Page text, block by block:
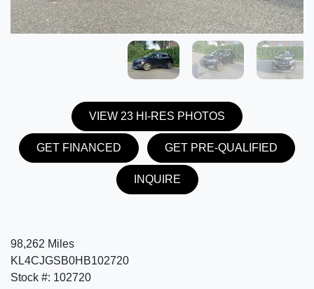
VIEW 23 HI-RES PHOTOS
GET FINANCED GET PRE-QUALIFIED
INQUIRE
98,262 Miles
KL4CJGSB0HB102720
Stock #: 102720